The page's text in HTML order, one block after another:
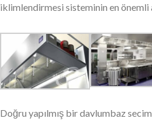
iklimlendirmesi sisteminin en önemli
Doğru yapılmış bir davlumbaz